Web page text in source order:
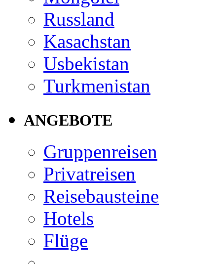
Russland
Kasachstan
Usbekistan
Turkmenistan
ANGEBOTE
Gruppenreisen
Privatreisen
Reisebausteine
Hotels
Flüge